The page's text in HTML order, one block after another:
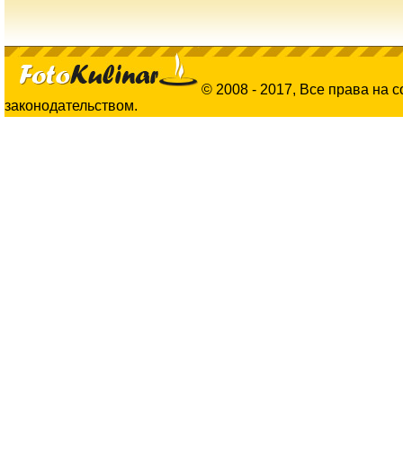
© 2008 - 2017, Все права на
законодательством.